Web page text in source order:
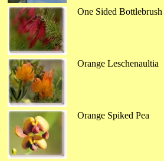
One Sided Bottlebrush
Orange Leschenaultia
Orange Spiked Pea